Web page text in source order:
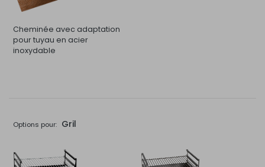
Cheminée avec adaptation
pour tuyau en acier
inoxydable
Options pour: Gril